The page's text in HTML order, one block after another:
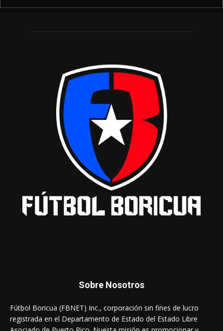
Sobre Nosotros
Fútbol Boricua (FBNET) Inc., corporación sin fines de lucro
registrada en el Departamento de Estado del Estado Libre